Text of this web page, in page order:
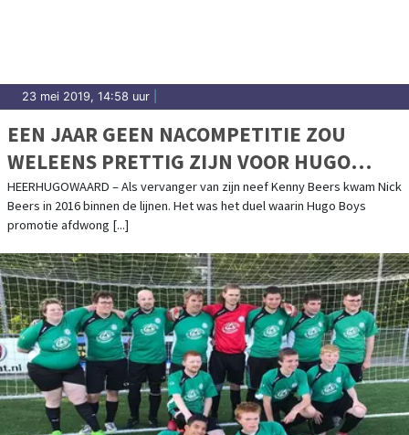
23 mei 2019, 14:58 uur
EEN JAAR GEEN NACOMPETITIE ZOU
WELEENS PRETTIG ZIJN VOOR HUGO
BOYS
HEERHUGOWAARD – Als vervanger van zijn neef Kenny Beers kwam Nick
Beers in 2016 binnen de lijnen. Het was het duel waarin Hugo Boys
promotie afdwong [...]